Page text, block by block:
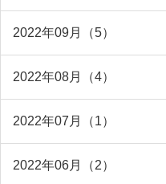
2022年09月（5）
2022年08月（4）
2022年07月（1）
2022年06月（2）